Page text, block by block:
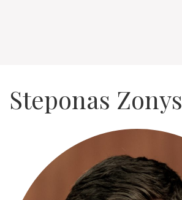
Steponas Zonys